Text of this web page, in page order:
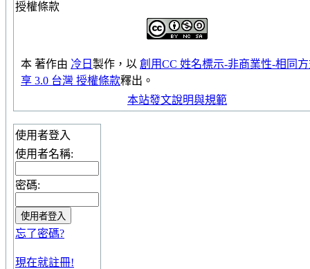
授權條款
本 著作由 冷日 製作，以 創用CC 姓名標示-非商業性-相同
享 3.0 台灣 授權條款釋出。
本站發文說明與規範
使用者登入
使用者名稱:
密碼:
忘了密碼?
現在就註冊!